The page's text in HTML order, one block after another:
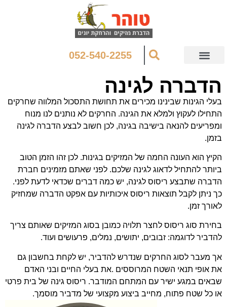
052-540-2255
הדברה לגינה
בעלי הגינות שבינינו מכירים את תחושת התסכול המלווה שחרקים
התחילו לעקוץ ולמלא את הגינה. החרקים לא נותנים לנו מנוח
ומפריעים להנאה בישיבה בגינה, לכן חשוב לבצע הדברה לגינה
בזמן.
הקיץ הוא העונה החמה של המזיקים בגינות. לכן זהו הזמן הטוב
ביותר להתחיל לדאוג לגינה שלכם. לפני שאתם מזמינים חברת
הדברה שתבצע ריסוס לגינה, יש כמה דברים שכדאי לדעת לפני.
כך ניתן לקבל תוצאות ריסוס איכותיות עם אפקט הדברה שמחזיק
לאורך זמן.
בחירת סוג ריסוס לחצר תלויה כמובן בסוג המזיקים שאותם צריך
להדביר לדוגמה: זבובים, יתושים, נמלים, פרעושים ועוד.
אך מעבר לסוג החרקים שנדרש להדביר, יש לקחת בחשבון גם
את אופי תנאי השטח המרוססים .את בעלי החיים ובני האדם
שבאים במגע ישיר עם המתחם המודבר. ריסוס גינה של בית פרטי
או כל שטח פתוח, מחייב ביצוע מקצועי של מדביר מוסמך.